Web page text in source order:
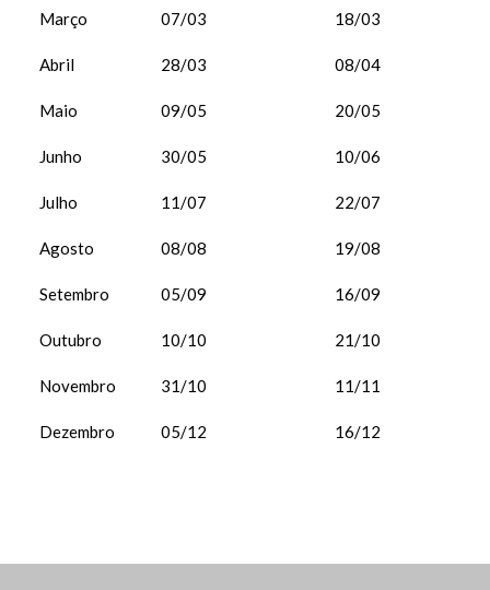
Março 07/03 18/03
Abril 28/03 08/04
Maio 09/05 20/05
Junho 30/05 10/06
Julho 11/07 22/07
Agosto 08/08 19/08
Setembro 05/09 16/09
Outubro 10/10 21/10
Novembro 31/10 11/11
Dezembro 05/12 16/12